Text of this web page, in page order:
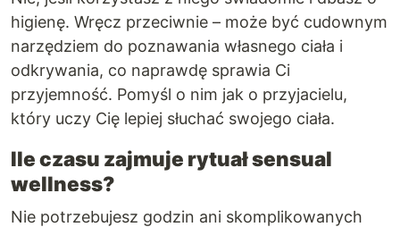
higienę. Wręcz przeciwnie – może być cudownym
narzędziem do poznawania własnego ciała i
odkrywania, co naprawdę sprawia Ci
przyjemność. Pomyśl o nim jak o przyjacielu,
który uczy Cię lepiej słuchać swojego ciała.
Ile czasu zajmuje rytuał sensual
wellness?
Nie potrzebujesz godzin ani skomplikowanych